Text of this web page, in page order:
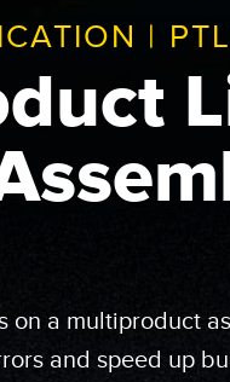
|
on a multiproduct
and speed up
|
stations can be
racks are